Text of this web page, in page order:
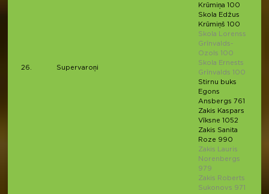
26. Supervaroņi
Krūmiņa 100
Skola Edžus
Krūmiņš 100
Skola Lorenss
Grīnvalds-
Ozols 100
Skola Ernests
Grīnvalds 100
Stirnu buks
Egons
Ansbergs 761
Zakis Kaspars
Vīksne 1052
Zakis Sanita
Roze 990
Zakis Lauris
Norenbergs
979
Zakis Roberts
Sukonovs 971